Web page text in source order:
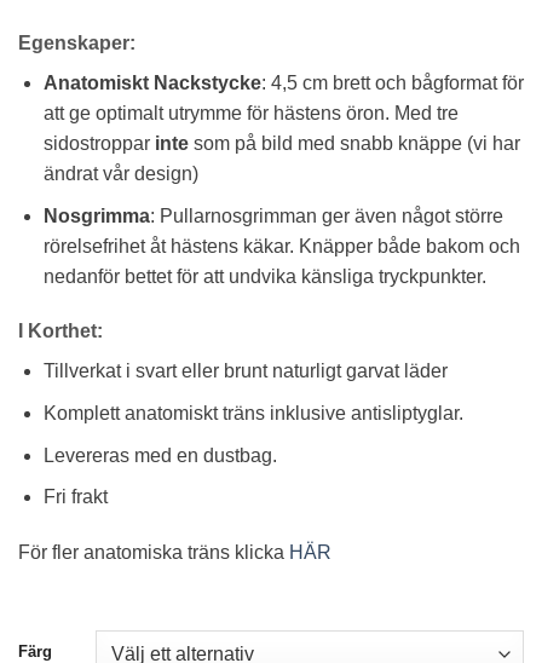
Egenskaper:
Anatomiskt Nackstycke: 4,5 cm brett och bågformat för
att ge optimalt utrymme för hästens öron. Med tre
sidostroppar intesom på bild med snabb knäppe (vi har
ändrat vår design)
Nosgrimma: Pullarnosgrimman ger även något större
rörelsefrihet åt hästens käkar. Knäpper både bakom och
nedanför bettet för att undvika känsliga tryckpunkter.
I Korthet:
Tillverkat i svart eller brunt naturligt garvat läder
Komplett anatomiskt träns inklusive antisliptyglar.
Levereras med en dustbag.
Fri frakt
För fler anatomiska träns klicka HÄR
Färg